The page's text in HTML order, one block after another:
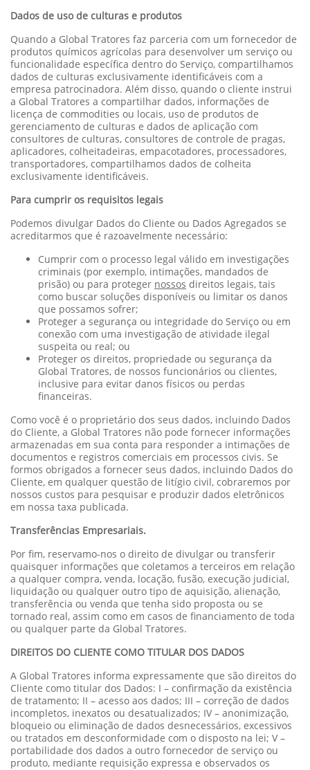
Dados de uso de culturas e produtos
Quando a Global Tratores faz parceria com um fornecedor de
produtos químicos agrícolas para desenvolver um serviço ou
funcionalidade específica dentro do Serviço, compartilhamos
dados de culturas exclusivamente identificáveis com a
empresa patrocinadora. Além disso, quando o cliente instrui
a Global Tratores a compartilhar dados, informações de
licença de commodities ou locais, uso de produtos de
gerenciamento de culturas e dados de aplicação com
consultores de culturas, consultores de controle de pragas,
aplicadores, colheitadeiras, empacotadores, processadores,
transportadores, compartilhamos dados de colheita
exclusivamente identificáveis.
Para cumprir os requisitos legais
Podemos divulgar Dados do Cliente ou Dados Agregados se
acreditarmos que é razoavelmente necessário:
Cumprir com o processo legal válido em investigações
criminais (por exemplo, intimações, mandados de
prisão) ou para proteger nossos direitos legais, tais
como buscar soluções disponíveis ou limitar os danos
que possamos sofrer;
Proteger a segurança ou integridade do Serviço ou em
conexão com uma investigação de atividade ilegal
suspeita ou real; ou
Proteger os direitos, propriedade ou segurança da
Global Tratores, de nossos funcionários ou clientes,
inclusive para evitar danos físicos ou perdas
financeiras.
Como você é o proprietário dos seus dados, incluindo Dados
do Cliente, a Global Tratores não pode fornecer informações
armazenadas em sua conta para responder a intimações de
documentos e registros comerciais em processos civis. Se
formos obrigados a fornecer seus dados, incluindo Dados do
Cliente, em qualquer questão de litígio civil, cobraremos por
nossos custos para pesquisar e produzir dados eletrônicos
em nossa taxa publicada.
Transferências Empresariais.
Por fim, reservamo-nos o direito de divulgar ou transferir
quaisquer informações que coletamos a terceiros em relação
a qualquer compra, venda, locação, fusão, execução judicial,
liquidação ou qualquer outro tipo de aquisição, alienação,
transferência ou venda que tenha sido proposta ou se
tornado real, assim como em casos de financiamento de toda
ou qualquer parte da Global Tratores.
DIREITOS DO CLIENTE COMO TITULAR DOS DADOS
A Global Tratores informa expressamente que são direitos do
Cliente como titular dos Dados: I – confirmação da existência
de tratamento; II – acesso aos dados; III – correção de dados
incompletos, inexatos ou desatualizados; IV – anonimização,
bloqueio ou eliminação de dados desnecessários, excessivos
ou tratados em desconformidade com o disposto na lei; V –
portabilidade dos dados a outro fornecedor de serviço ou
produto, mediante requisição expressa e observados os